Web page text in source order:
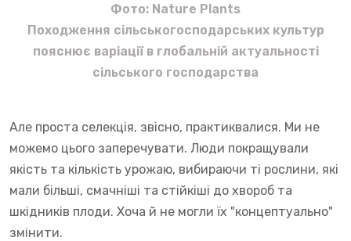
Фото: Nature Plants
Походження сільськогосподарських культур
пояснює варіації в глобальній актуальності
сільського господарства
Але проста селекція, звісно, практиквалися. Ми не
можемо цього заперечувати. Люди покращували
якість та кількість урожаю, вибираючи ті рослини, які
мали більші, смачніші та стійкіші до хвороб та
шкідників плоди. Хоча й не могли їх "концептуально"
змінити.